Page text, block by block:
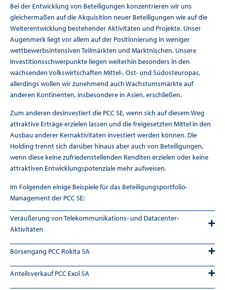
Bei der Entwicklung von Beteiligungen konzentrieren wir uns
gleichermaßen auf die Akquisition neuer Beteiligungen wie auf die
Weiterentwicklung bestehender Aktivitäten und Projekte. Unser
Augenmerk liegt vor allem auf der Positionierung in weniger
wettbewerbsintensiven Teilmärkten und Marktnischen. Unsere
Investitionsschwerpunkte liegen weiterhin besonders in den
wachsenden Volkswirtschaften Mittel-, Ost- und Südosteuropas,
allerdings wollen wir zunehmend auch Wachstumsmärkte auf
anderen Kontinenten, insbesondere in Asien, erschließen.
Zum anderen desinvestiert die PCC SE, wenn sich auf diesem Weg
attraktive Erträge erzielen lassen und die freigesetzten Mittel in den
Ausbau anderer Kernaktivitäten investiert werden können. Die
Holding trennt sich darüber hinaus aber auch von Beteiligungen,
wenn diese keine zufriedenstellenden Renditen erzielen oder keine
attraktiven Entwicklungspotenziale mehr aufweisen.
Im Folgenden einige Beispiele für das Beteiligungsportfolio-
Management der PCC SE:
Veräußerung von Telekommunikations- und Datacenter-
Aktivitäten
Börsengang PCC Rokita SA
Anteilsverkauf PCC Exol SA